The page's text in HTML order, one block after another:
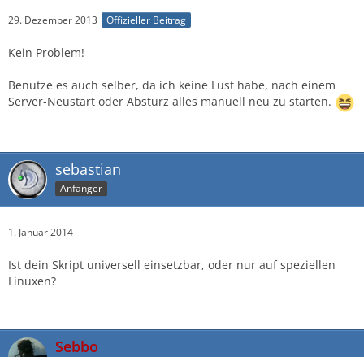
29. Dezember 2013 Offizieller Beitrag
Kein Problem!
Benutze es auch selber, da ich keine Lust habe, nach einem
Server-Neustart oder Absturz alles manuell neu zu starten.
sebastian
Anfänger
1. Januar 2014
Ist dein Skript universell einsetzbar, oder nur auf speziellen
Linuxen?
Sebbo